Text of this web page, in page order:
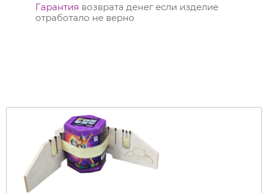
Гарантия возврата денег если изделие
отработало не верно